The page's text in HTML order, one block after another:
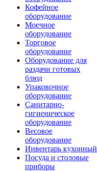
Кофейное
оборудование
Моечное
оборудование
Торговое
оборудование
Оборудование для
раздачи готовых
блюд
Упаковочное
оборудование
Санитарно-
гигиеническое
оборудование
Весовое
оборудование
Инвентарь кухонный
Посуда и столовые
приборы